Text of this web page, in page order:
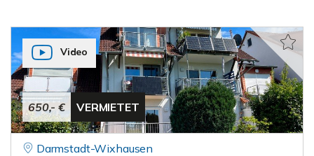
650,- € VERMIETET
Video
Darmstadt-Wixhausen